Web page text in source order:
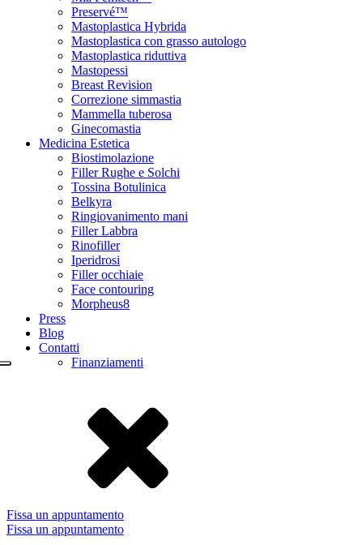
Preservé™
Mastoplastica Hybrida
Mastoplastica con grasso autologo
Mastoplastica riduttiva
Mastopessi
Breast Revision
Correzione simmastia
Mammella tuberosa
Ginecomastia
Medicina Estetica
Biostimolazione
Filler Rughe e Solchi
Tossina Botulinica
Belkyra
Ringiovanimento mani
Filler Labbra
Rinofiller
Iperidrosi
Filler occhiaie
Face contouring
Morpheus8
Press
Blog
Contatti
Finanziamenti
Fissa un appuntamento
Fissa un appuntamento